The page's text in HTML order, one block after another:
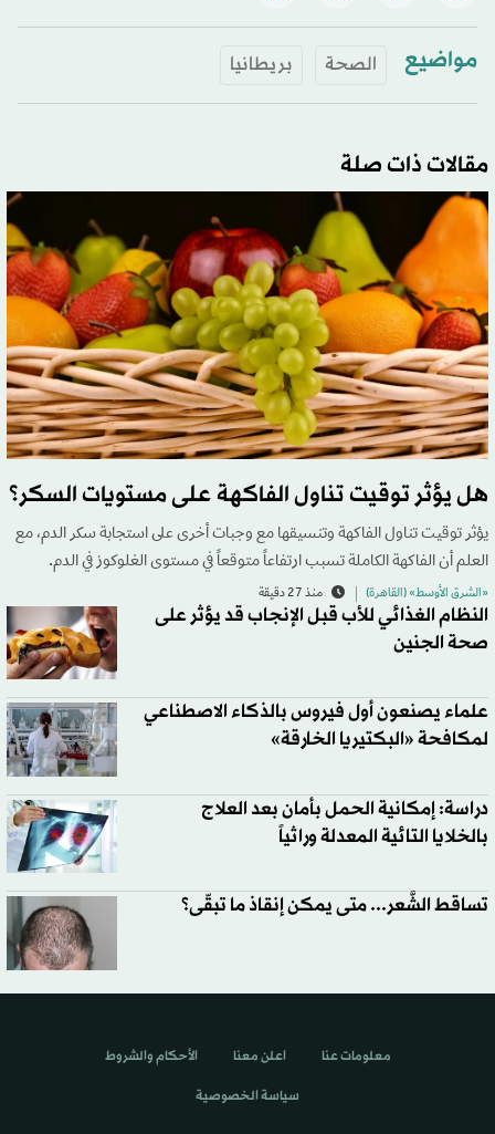
مواضيع الصحة بريطانيا
مقالات ذات صلة
هل يؤثر توقيت تناول الفاكهة على مستويات السكر؟
يؤثر توقيت تناول الفاكهة وتنسيقها مع وجبات أخرى على استجابة سكر الدم، مع
العلم أن الفاكهة الكاملة تسبب ارتفاعاً متوقعاً في مستوى الغلوكوز في الدم.
«الشرق الأوسط» (القاهرة) منذ 27 دقيقة
النظام الغذائي للأب قبل الإنجاب قد يؤثر على
صحة الجنين
علماء يصنعون أول فيروس بالذكاء الاصطناعي
لمكافحة «البكتيريا الخارقة»
دراسة: إمكانية الحمل بأمان بعد العلاج
بالخلايا التائية المعدلة وراثياً
تساقط الشَّعر... متى يمكن إنقاذ ما تبقّى؟
معلومات عنا اعلن معنا الأحكام والشروط
سياسة الخصوصية